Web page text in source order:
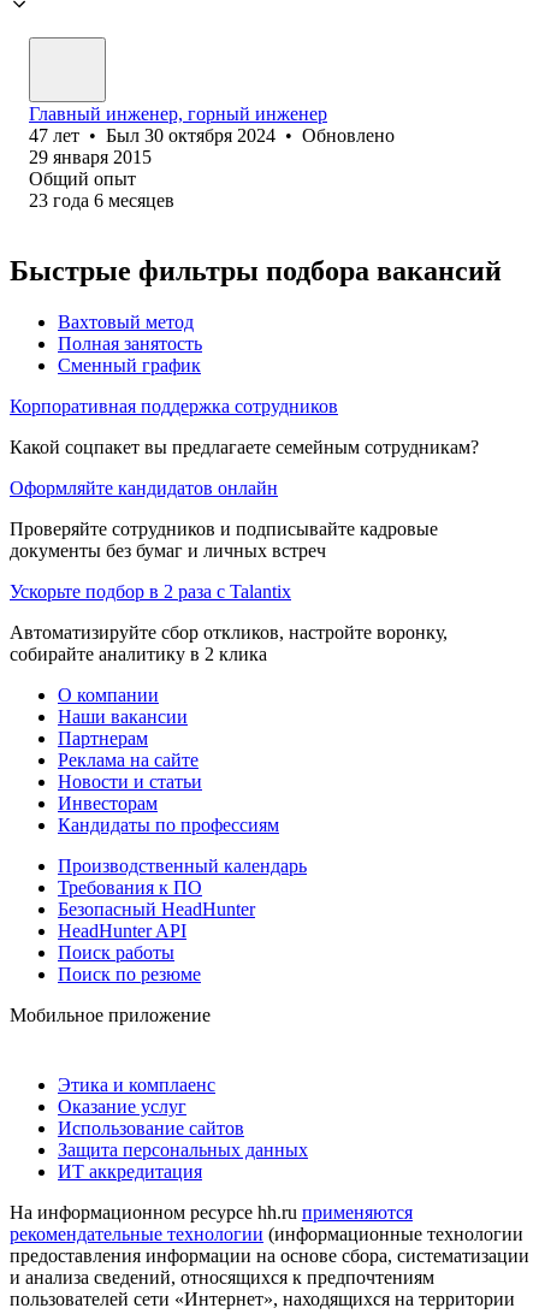
Главный инженер, горный инженер
47 лет • Был 30 октября 2024 • Обновлено
29 января 2015
Общий опыт
23 года 6 месяцев
Быстрые фильтры подбора вакансий
Вахтовый метод
Полная занятость
Сменный график
Корпоративная поддержка сотрудников
Какой соцпакет вы предлагаете семейным сотрудникам?
Оформляйте кандидатов онлайн
Проверяйте сотрудников и подписывайте кадровые
документы без бумаг и личных встреч
Ускорьте подбор в 2 раза с Talantix
Автоматизируйте сбор откликов, настройте воронку,
собирайте аналитику в 2 клика
О компании
Наши вакансии
Партнерам
Реклама на сайте
Новости и статьи
Инвесторам
Кандидаты по профессиям
Производственный календарь
Требования к ПО
Безопасный HeadHunter
HeadHunter API
Поиск работы
Поиск по резюме
Мобильное приложение
Этика и комплаенс
Оказание услуг
Использование сайтов
Защита персональных данных
ИТ аккредитация
На информационном ресурсе hh.ru применяются
рекомендательные технологии (информационные технологии
предоставления информации на основе сбора, систематизации
и анализа сведений, относящихся к предпочтениям
пользователей сети «Интернет», находящихся на территории